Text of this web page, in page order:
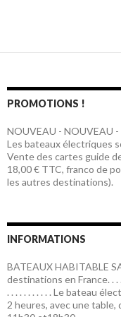
PROMOTIONS !
NOUVEAU - NOUVEAU
Les bateaux électriques
Vente des cartes guide
18,00 € TTC, franco de
les autres destinations).
INFORMATIONS
BATEAUX HABITABLE
destinations en France. . .
. . . . . . . . . . . Le bateau
2 heures, avec une